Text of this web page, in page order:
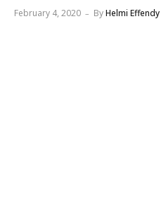
February 4, 2020 ByHelmi Effendy